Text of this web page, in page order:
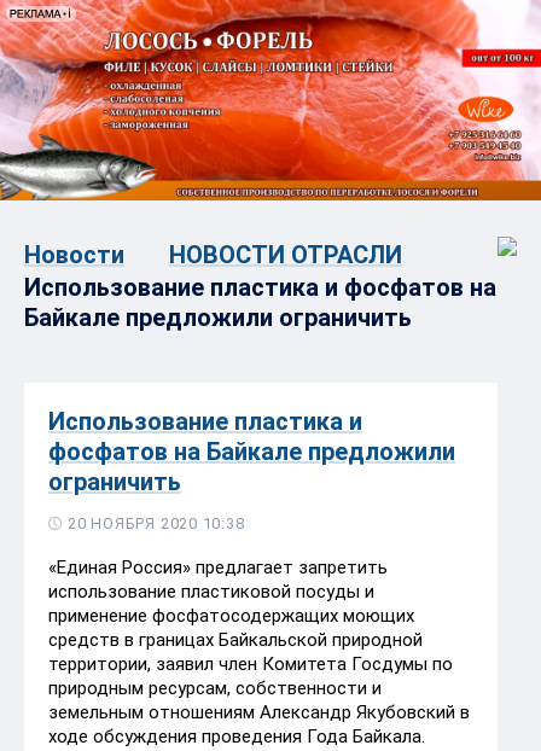
Новости
НОВОСТИ ОТРАСЛИ
Использование пластика и фосфатов на
Байкале предложили ограничить
Использование пластика и
фосфатов на Байкале предложили
ограничить
20 НОЯБРЯ 2020 10:38
«Единая Россия» предлагает запретить
использование пластиковой посуды и
применение фосфатосодержащих моющих
средств в границах Байкальской природной
территории, заявил член Комитета Госдумы по
природным ресурсам, собственности и
земельным отношениям Александр Якубовский в
ходе обсуждения проведения Года Байкала.